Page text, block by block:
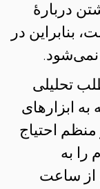
دربارهٔ
بنابراین در
نمی‌شود.
تحلیلی
ابزارهای
احتیاج
را به
از ساعت